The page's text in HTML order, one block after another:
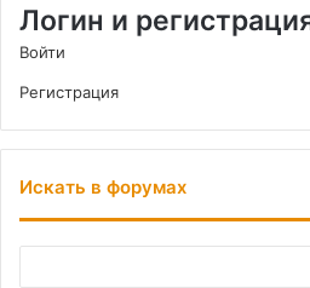
Логин и
Войти
Регистрация
Искать в форумах